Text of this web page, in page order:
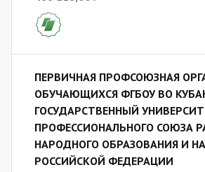
ПЕРВИЧНАЯ ПРОФСОЮЗНАЯ
ОБУЧАЮЩИХСЯ ФГБОУ ВО
ГОСУДАРСТВЕННЫЙ
ПРОФЕССИОНАЛЬНОГО СОЮЗА
НАРОДНОГО ОБРАЗОВАНИЯ И
РОССИЙСКОЙ ФЕДЕРАЦИИ